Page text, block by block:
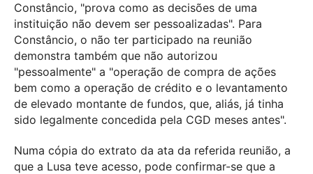
Constâncio, "prova como as decisões de uma
instituição não devem ser pessoalizadas". Para
Constâncio, o não ter participado na reunião
demonstra também que não autorizou
"pessoalmente" a "operação de compra de ações
bem como a operação de crédito e o levantamento
de elevado montante de fundos, que, aliás, já tinha
sido legalmente concedida pela CGD meses antes".
Numa cópia do extrato da ata da referida reunião, a
que a Lusa teve acesso, pode confirmar-se que a